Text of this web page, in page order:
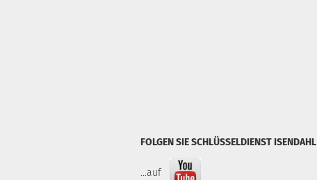
FOLGEN SIE SCHLÜSSELDIENST ISENDAHL
...auf